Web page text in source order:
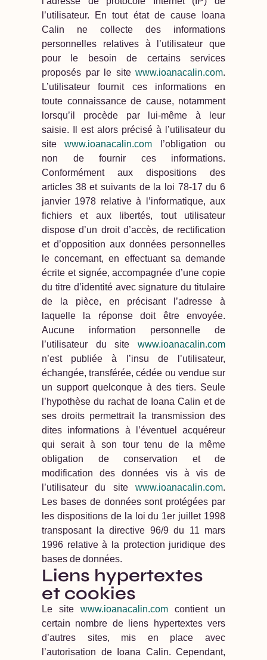
l’utilisateur. En tout état de cause Ioana
Calin ne collecte des informations
personnelles relatives à l’utilisateur que
pour le besoin de certains services
proposés par le site www.ioanacalin.com.
L’utilisateur fournit ces informations en
toute connaissance de cause, notamment
lorsqu’il procède par lui-même à leur
saisie. Il est alors précisé à l’utilisateur du
sitewww.ioanacalin.com l’obligation ou
non de fournir ces informations.
Conformément aux dispositions des
articles 38 et suivants de la loi 78-17 du 6
janvier 1978 relative à l’informatique, aux
fichiers et aux libertés, tout utilisateur
dispose d’un droit d’accès, de rectification
et d’opposition aux données personnelles
le concernant, en effectuant sa demande
écrite et signée, accompagnée d’une copie
du titre d’identité avec signature du titulaire
de la pièce, en précisant l’adresse à
laquelle la réponse doit être envoyée.
Aucune information personnelle de
l’utilisateur du site www.ioanacalin.com
n’est publiée à l’insu de l’utilisateur,
échangée, transférée, cédée ou vendue sur
un support quelconque à des tiers. Seule
l’hypothèse du rachat de Ioana Calin et de
ses droits permettrait la transmission des
dites informations à l’éventuel acquéreur
qui serait à son tour tenu de la même
obligation de conservation et de
modification des données vis à vis de
l’utilisateur du site www.ioanacalin.com.
Les bases de données sont protégées par
les dispositions de la loi du 1er juillet 1998
transposant la directive 96/9 du 11 mars
1996 relative à la protection juridique des
bases de données.
Liens hypertextes
et cookies
Le site www.ioanacalin.com contient un
certain nombre de liens hypertextes vers
d’autres sites, mis en place avec
l’autorisation de Ioana Calin. Cependant,